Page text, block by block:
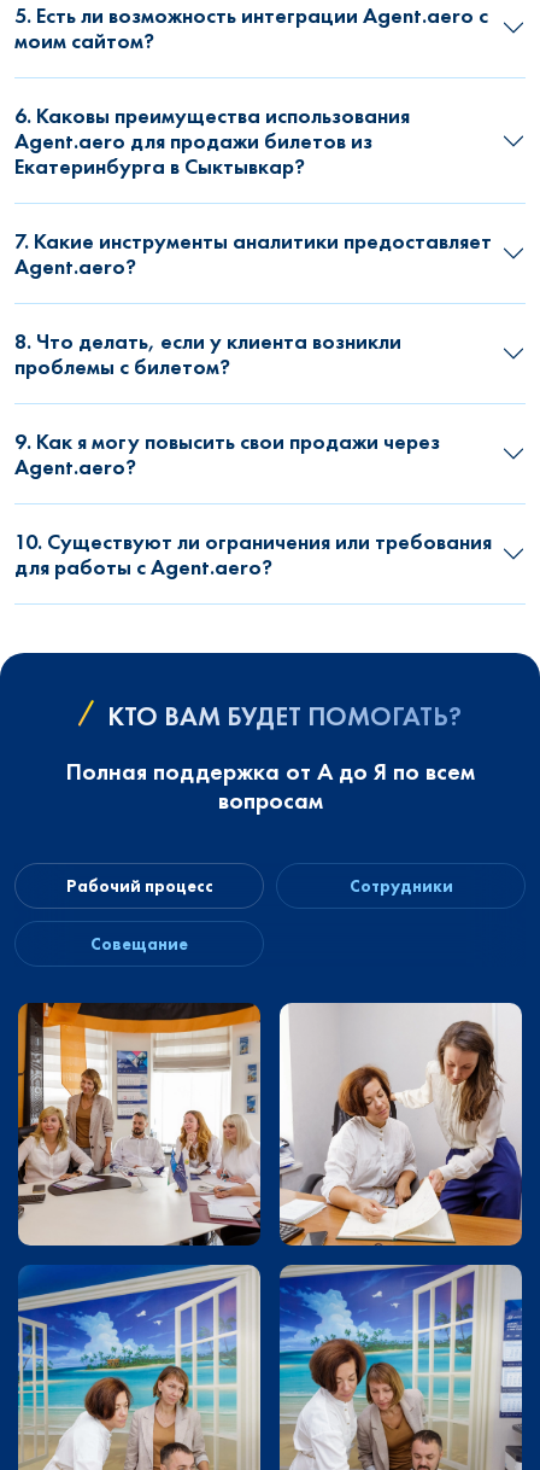
5. Есть ли возможность интеграции Agent.aero с
моим сайтом?
6. Каковы преимущества использования
Agent.aero для продажи билетов из
Екатеринбурга в Сыктывкар?
7. Какие инструменты аналитики предоставляет
Agent.aero?
8. Что делать, если у клиента возникли
проблемы с билетом?
9. Как я могу повысить свои продажи через
Agent.aero?
10. Существуют ли ограничения или требования
для работы с Agent.aero?
КТО ВАМ БУДЕТ ПОМОГАТЬ?
Полная поддержка от А до Я по всем
вопросам
Рабочий процесс Сотрудники
Совещание